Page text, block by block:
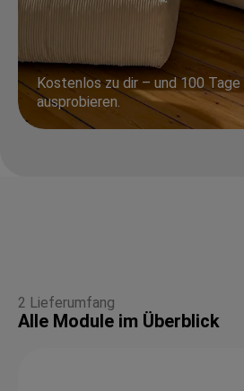
Kostenlos zu dir – und 100
ausprobieren.
2 Lieferumfang
Alle Module im Überblick